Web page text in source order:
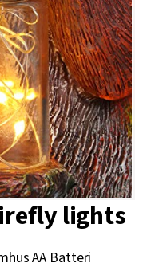
lights
AA Batteri